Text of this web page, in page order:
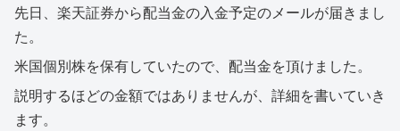
先日、楽天証券から配当金の入金予定のメールが届きまし
た。
米国個別株を保有していたので、配当金を頂けました。
説明するほどの金額ではありませんが、詳細を書いていき
ます。